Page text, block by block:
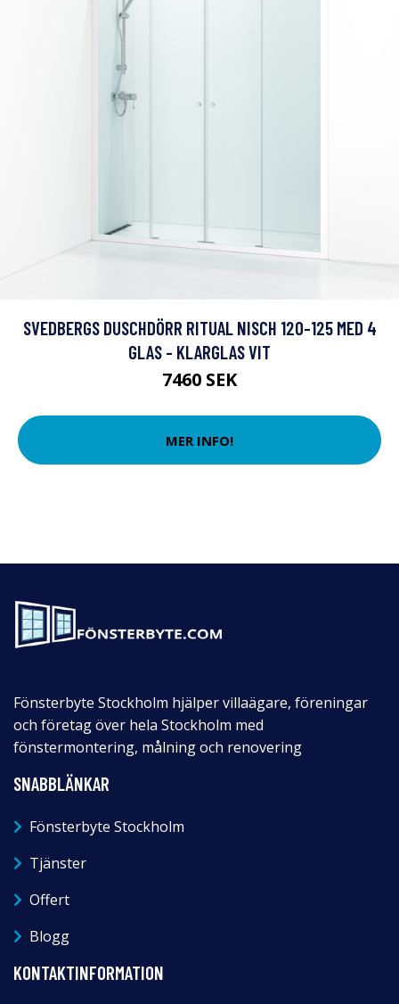
SVEDBERGS DUSCHDÖRR RITUAL NISCH 120-125 MED 4
GLAS - KLARGLAS VIT
7460 SEK
MER INFO!
Fönsterbyte Stockholm hjälper villaägare, föreningar
och företag över hela Stockholm med
fönstermontering, målning och renovering
SNABBLÄNKAR
Fönsterbyte Stockholm
Tjänster
Offert
Blogg
KONTAKTINFORMATION